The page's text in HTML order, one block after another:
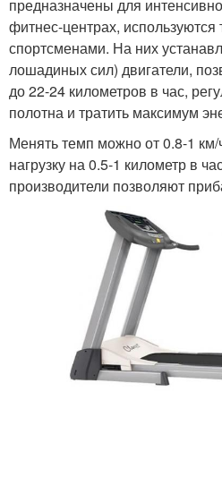
предназначены для
фитнес-центрах,
спортсменами. На них
лошадиных сил) двигатели,
до 22-24 километров в час,
полотна и тратить максимум
Менять темп можно от 0.8-1
нагрузку на 0.5-1 километр в
производители позволяют